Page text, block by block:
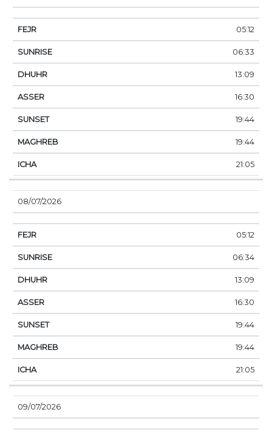
05:12
06:33
13:09
16:30
19:44
19:44
21:05
08/07/2026
05:12
06:34
13:09
16:30
19:44
19:44
21:05
09/07/2026